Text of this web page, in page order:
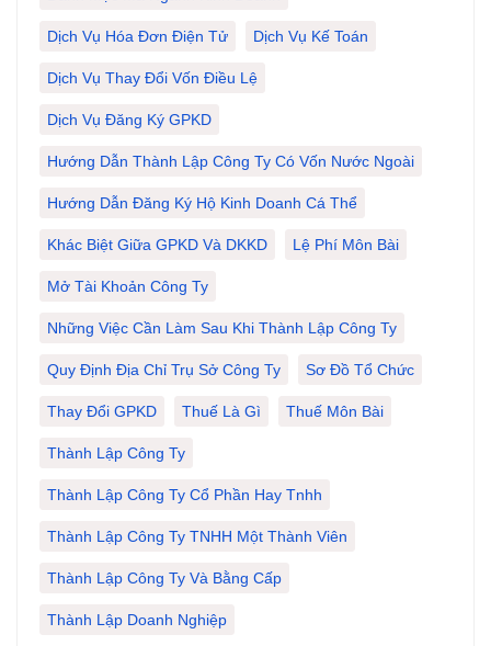
Dịch Vụ Hóa Đơn Điện Tử Dịch Vụ Kế Toán
Dịch Vụ Thay Đổi Vốn Điều Lệ
Dịch Vụ Đăng Ký GPKD
Hướng Dẫn Thành Lập Công Ty Có Vốn Nước Ngoài
Hướng Dẫn Đăng Ký Hộ Kinh Doanh Cá Thể
Khác Biệt Giữa GPKD Và DKKD Lệ Phí Môn Bài
Mở Tài Khoản Công Ty
Những Việc Cần Làm Sau Khi Thành Lập Công Ty
Quy Định Địa Chỉ Trụ Sở Công Ty Sơ Đồ Tổ Chức
Thay Đổi GPKD Thuế Là Gì Thuế Môn Bài
Thành Lập Công Ty
Thành Lập Công Ty Cổ Phần Hay Tnhh
Thành Lập Công Ty TNHH Một Thành Viên
Thành Lập Công Ty Và Bằng Cấp
Thành Lập Doanh Nghiệp